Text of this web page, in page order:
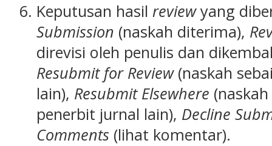
Keputusan hasil reviewyang
Submission (naskah diterima),
direvisi oleh penulis dan
Resubmit for Review(naskah
lain), Resubmit Elsewhere
penerbit jurnal lain), Decline
Comments (lihat komentar).